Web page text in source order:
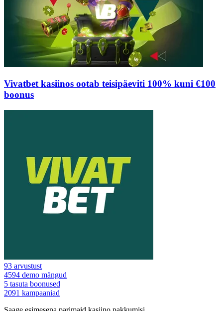
Vivatbet kasiinos ootab teisipäeviti 100% kuni €100
boonus
93 arvustust
4594 demo mängud
5 tasuta boonused
2091 kampaaniad